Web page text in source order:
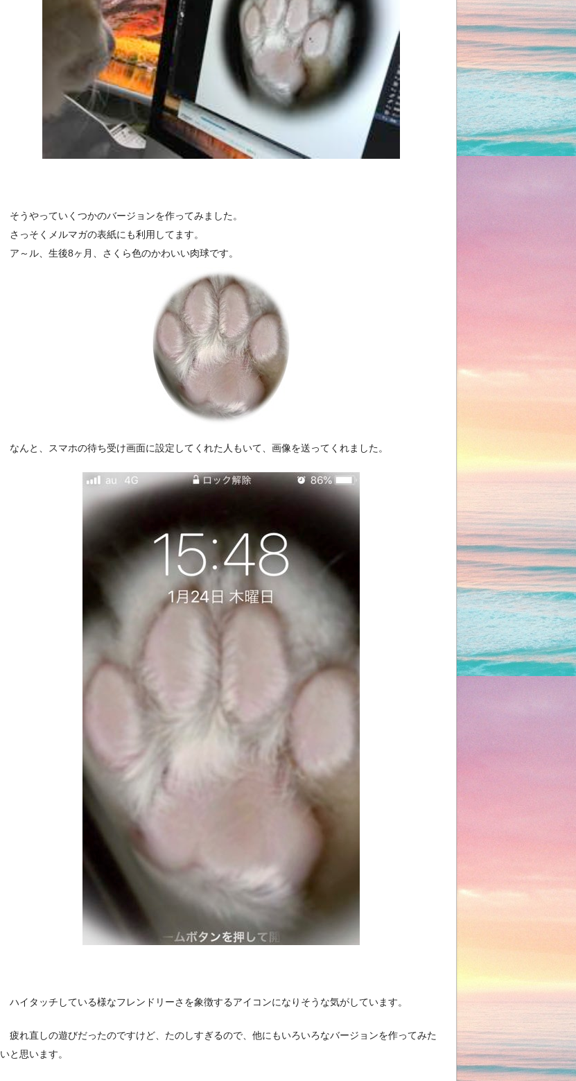
そうやっていくつかのバージョンを作ってみました。
さっそくメルマガの表紙にも利用してます。
ア～ル、生後8ヶ月、さくら色のかわいい肉球です。
なんと、スマホの待ち受け画面に設定してくれた人もいて、画像を送ってくれました。
ハイタッチしている様なフレンドリーさを象徴するアイコンになりそうな気がしています。
疲れ直しの遊びだったのですけど、たのしすぎるので、他にもいろいろなバージョンを作ってみた
いと思います。